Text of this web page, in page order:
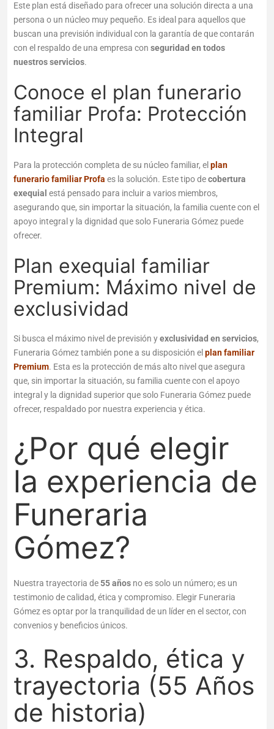
Este plan está diseñado para ofrecer una solución directa a una
persona o un núcleo muy pequeño. Es ideal para aquellos que
buscan una previsión individual con la garantía de que contarán
con el respaldo de una empresa conseguridad en todos
nuestros servicios.
Conoce el plan funerario
familiar Profa: Protección
Integral
Para la protección completa de su núcleo familiar, el plan
funerario familiar Profa es la solución. Este tipo decobertura
exequial está pensado para incluir a varios miembros,
asegurando que, sin importar la situación, la familia cuente con el
apoyo integral y la dignidad que solo Funeraria Gómez puede
ofrecer.
Plan exequial familiar
Premium: Máximo nivel de
exclusividad
Si busca el máximo nivel de previsión yexclusividad en servicios,
Funeraria Gómez también pone a su disposición el plan familiar
Premium. Esta es la protección de más alto nivel que asegura
que, sin importar la situación, su familia cuente con el apoyo
integral y la dignidad superior que solo Funeraria Gómez puede
ofrecer, respaldado por nuestra experiencia y ética.
¿Por qué elegir
la experiencia de
Funeraria
Gómez?
Nuestra trayectoria de55 años no es solo un número; es un
testimonio de calidad, ética y compromiso. Elegir Funeraria
Gómez es optar por la tranquilidad de un líder en el sector, con
convenios y beneficios únicos.
3. Respaldo, ética y
trayectoria (55 Años
de historia)